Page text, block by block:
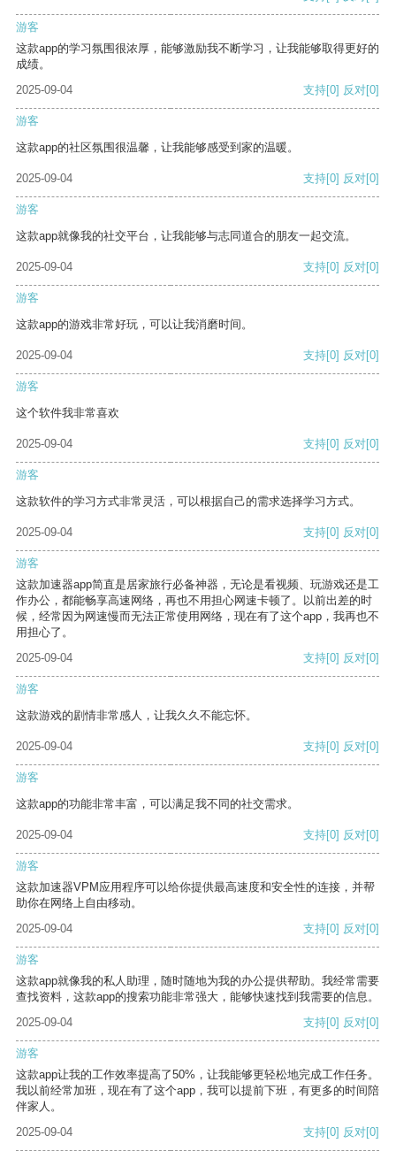
游客
这款app的学习氛围很浓厚，能够激励我不断学习，让我能够取得更好的
成绩。
2025-09-04
支持[0] 反对[0]
游客
这款app的社区氛围很温馨，让我能够感受到家的温暖。
2025-09-04 支持[0] 反对[0]
游客
这款app就像我的社交平台，让我能够与志同道合的朋友一起交流。
2025-09-04 支持[0] 反对[0]
游客
这款app的游戏非常好玩，可以让我消磨时间。
2025-09-04 支持[0] 反对[0]
游客
这个软件我非常喜欢
2025-09-04 支持[0] 反对[0]
游客
这款软件的学习方式非常灵活，可以根据自己的需求选择学习方式。
2025-09-04 支持[0] 反对[0]
游客
这款加速器app简直是居家旅行必备神器，无论是看视频、玩游戏还是工
作办公，都能畅享高速网络，再也不用担心网速卡顿了。以前出差的时
候，经常因为网速慢而无法正常使用网络，现在有了这个app，我再也不
用担心了。
2025-09-04
支持[0] 反对[0]
游客
这款游戏的剧情非常感人，让我久久不能忘怀。
2025-09-04 支持[0] 反对[0]
游客
这款app的功能非常丰富，可以满足我不同的社交需求。
2025-09-04 支持[0] 反对[0]
游客
这款加速器VPM应用程序可以给你提供最高速度和安全性的连接，并帮
助你在网络上自由移动。
2025-09-04
支持[0] 反对[0]
游客
这款app就像我的私人助理，随时随地为我的办公提供帮助。我经常需要
查找资料，这款app的搜索功能非常强大，能够快速找到我需要的信息。
2025-09-04
支持[0] 反对[0]
游客
这款app让我的工作效率提高了50%，让我能够更轻松地完成工作任务。
我以前经常加班，现在有了这个app，我可以提前下班，有更多的时间陪
伴家人。
2025-09-04
支持[0] 反对[0]